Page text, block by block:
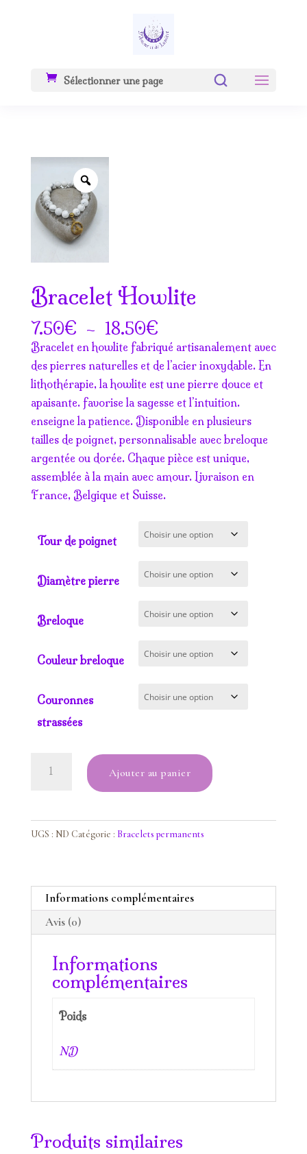
Sélectionner une page
Zoom
Bracelet Howlite
7.50€ – 18.50€Plage
de
prix :
7.50€
à
18.50€
Bracelet en howlite fabriqué artisanalement avec
des pierres naturelles et de l’acier inoxydable. En
lithothérapie, la howlite est une pierre douce et
apaisante. favorise la sagesse et l’intuition.
enseigne la patience. Disponible en plusieurs
tailles de poignet, personnalisable avec breloque
argentée ou dorée. Chaque pièce est unique,
assemblée à la main avec amour. Livraison en
France, Belgique et Suisse.
Tour de poignet
Diamètre pierre
Breloque
Couleur breloque
Couronnes
strassées
Howlite
Ajouter au panier
UGS : ND Catégorie : Bracelets permanents
Informations complémentaires
Avis (0)
Informations
complémentaires
Poids
ND
Produits similaires